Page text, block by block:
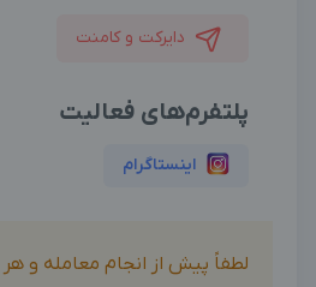
دایرکت و کامنت
پلتفرم‌های فعالیت
اینستاگرام
لطفاً پیش از انجام معامله و هر